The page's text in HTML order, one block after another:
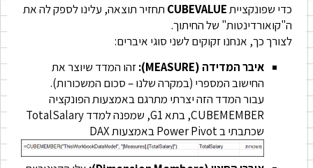
כדי שפונקצייתCUBEVALUE תחזיר תוצאה, עלינו לספק לה את
ה"קואורדינטות" של החיתוך.
לצורך כך, אנחנו זקוקים לשני סוגי איברים:
איבר המדידה (MEASURE):
זהו המדד שיוצר את
החישוב המספרי (במקרה שלנו – סכום המשכורות).
עבור המדד הזה יצרתי מתרגם באמצעות הפונקציה
CUBEMEMBER, בתא G1, שמפנה למדד TotalSalary
שכתבתי ב Power Pivot באמצעות DAX